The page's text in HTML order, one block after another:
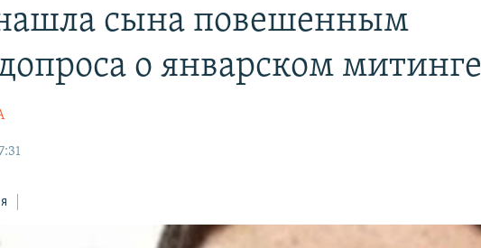
сына повешенным
о январском митинге